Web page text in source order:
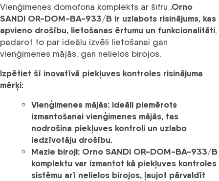
Vienģimenes domofona komplekts ar šifru .Orno
SANDI OR-DOM-BA-933/B ir uzlabots risinājums, kas
apvieno drošību, lietošanas ērtumu un funkcionalitāti,
padarot to par ideālu izvēli lietošanai gan
vienģimenes mājās, gan nelielos birojos.
Izpētiet šī inovatīvā piekļuves kontroles risinājuma
mērķi:
Vienģimenes mājās: ideāli piemērots
izmantošanai vienģimenes mājās, tas
nodrošina piekļuves kontroli un uzlabo
iedzīvotāju drošību.
Mazie biroji: Orno SANDI OR-DOM-BA-933/B
komplektu var izmantot kā piekļuves kontroles
sistēmu arī nelielos birojos, ļaujot pārvaldīt